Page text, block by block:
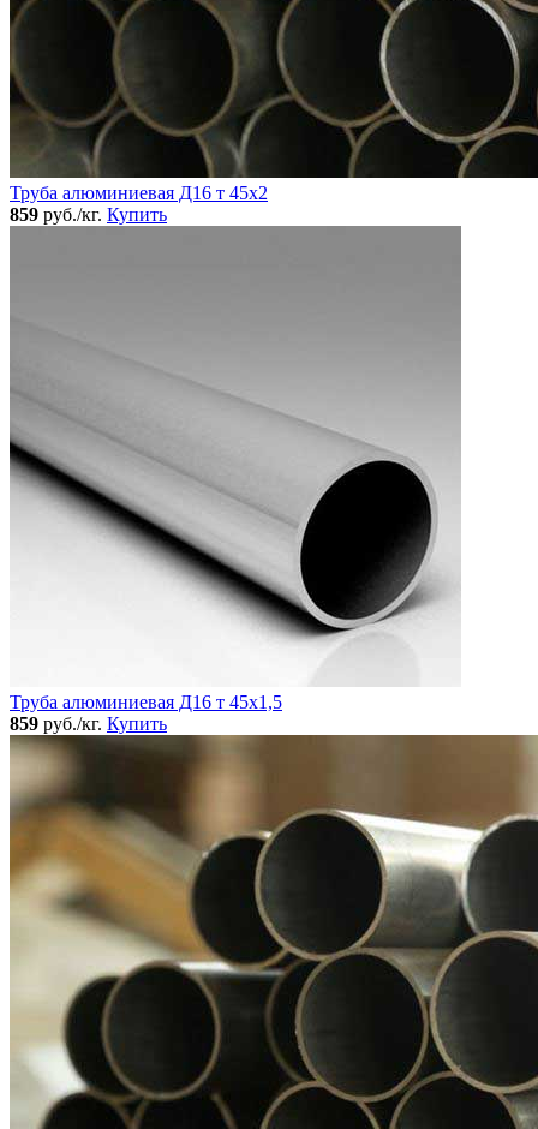
Труба алюминиевая Д16 т 45х2
859 руб./кг. Купить
Труба алюминиевая Д16 т 45х1,5
859 руб./кг. Купить